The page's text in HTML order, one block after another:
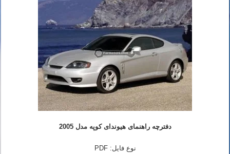
دفترچه راهنمای هیوندای کوپه مدل 2005
نوع فایل: PDF